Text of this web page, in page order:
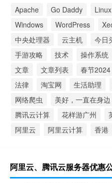
Apache Go Daddy Linux
Windows
WordPress
中央处理器
云主机 今日
手游攻略
技术 操作系统
文章
文章列表 春节2024
法律
淘宝网 生活助理
网络爬虫
美好，一直在身边
腾讯云计算
花样游广州
阿里云
阿里云计算 香港
阿里云、腾讯云服务器优惠